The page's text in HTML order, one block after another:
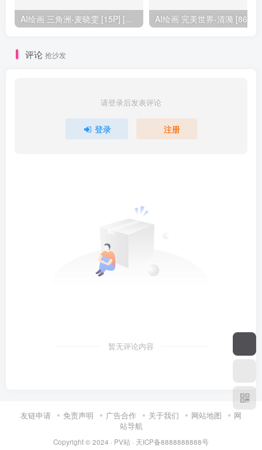
AI绘画 三角洲-麦晓雯 [15P] [57M]
评论 抢沙发
请登录后发表评论
登录 注册
暂无评论内容
友链申请 免责声明 广告合作 关于我们 网站地图
网
站导航
Copyright © 2024 · PV站 · 天ICP备8888888888号